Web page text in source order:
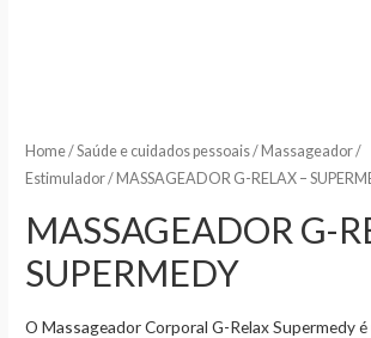
Home/Saúde e cuidados pessoais/ Massageador /
Estimulador/ MASSAGEADOR G-RELAX –
MASSAGEADOR G-
SUPERMEDY
O Massageador Corporal G-Relax Supermedy